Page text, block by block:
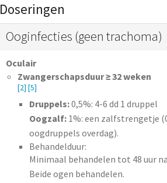
Doseringen
Ooginfecties (geen trachoma)
Oculair
Zwangerschapsduur ≥ 32 weken
[2] [5]
Druppels:0,5%: 4-6 dd 1 druppel
Oogzalf:1%: een zalfstrengetje
oogdruppels overdag).
Behandelduur:
Minimaal behandelen tot 48 uur
Beide ogen behandelen.